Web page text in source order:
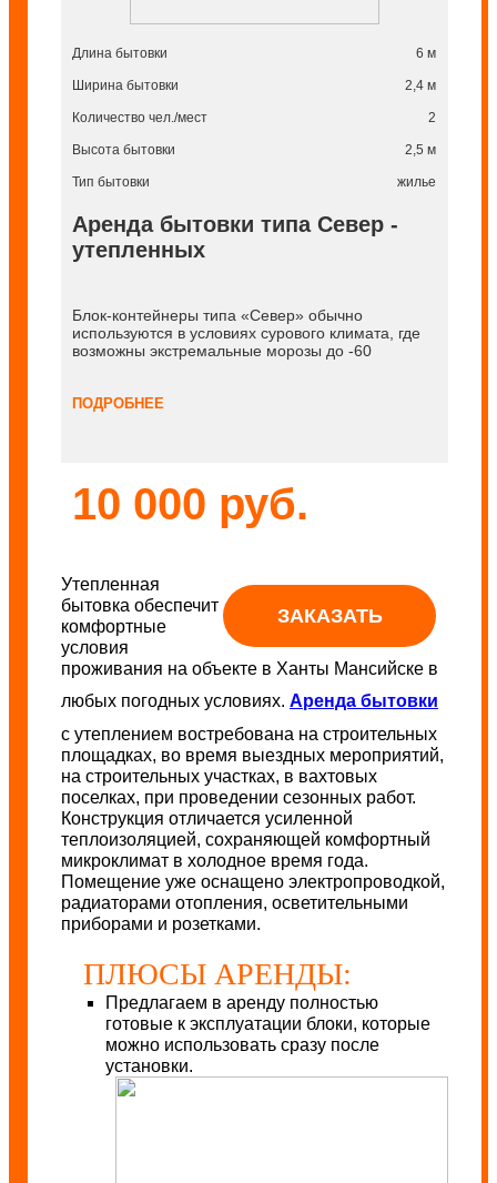
Длина бытовки 6 м
Ширина бытовки 2,4 м
Количество чел./мест 2
Высота бытовки 2,5 м
Тип бытовки жилье
Аренда бытовки типа Север -
утепленных
Блок-контейнеры типа «Север» обычно
используются в условиях сурового климата, где
возможны экстремальные морозы до -60
ПОДРОБНЕЕ
10 000 руб.
ЗАКАЗАТЬ
Утепленная
бытовка обеспечит
комфортные
условия
проживания на объекте в Ханты Мансийске в
любых погодных условиях. Аренда бытовки
с утеплением востребована на строительных
площадках, во время выездных мероприятий,
на строительных участках, в вахтовых
поселках, при проведении сезонных работ.
Конструкция отличается усиленной
теплоизоляцией, сохраняющей комфортный
микроклимат в холодное время года.
Помещение уже оснащено электропроводкой,
радиаторами отопления, осветительными
приборами и розетками.
ПЛЮСЫ АРЕНДЫ:
Предлагаем в аренду полностью
готовые к эксплуатации блоки, которые
можно использовать сразу после
установки.